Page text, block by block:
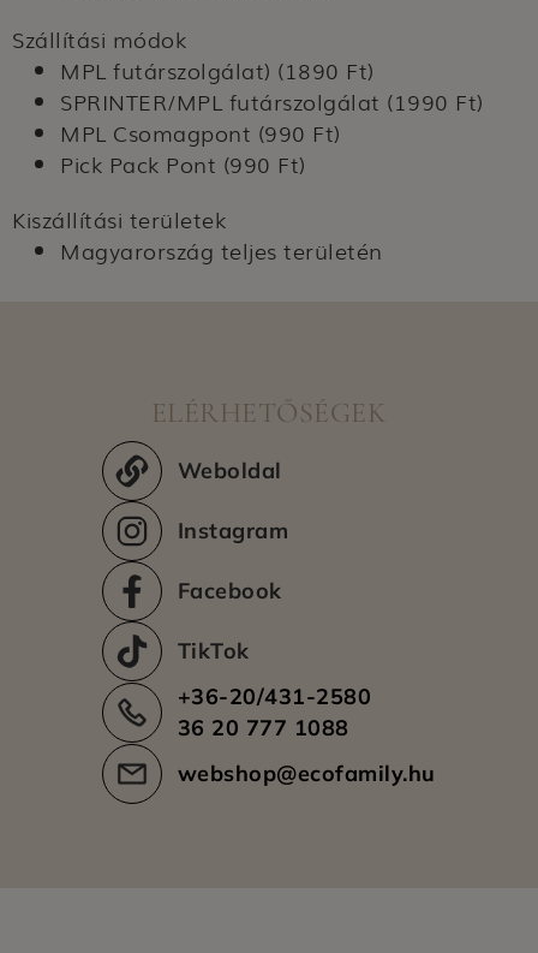
Szállítási módok
MPL futárszolgálat) (1890 Ft)
SPRINTER/MPL futárszolgálat (1990 Ft)
MPL Csomagpont (990 Ft)
Pick Pack Pont (990 Ft)
Kiszállítási területek
Magyarország teljes területén
ELÉRHETŐSÉGEK
Weboldal
Instagram
Facebook
TikTok
+36-20/431-2580
36 20 777 1088
webshop@ecofamily.hu